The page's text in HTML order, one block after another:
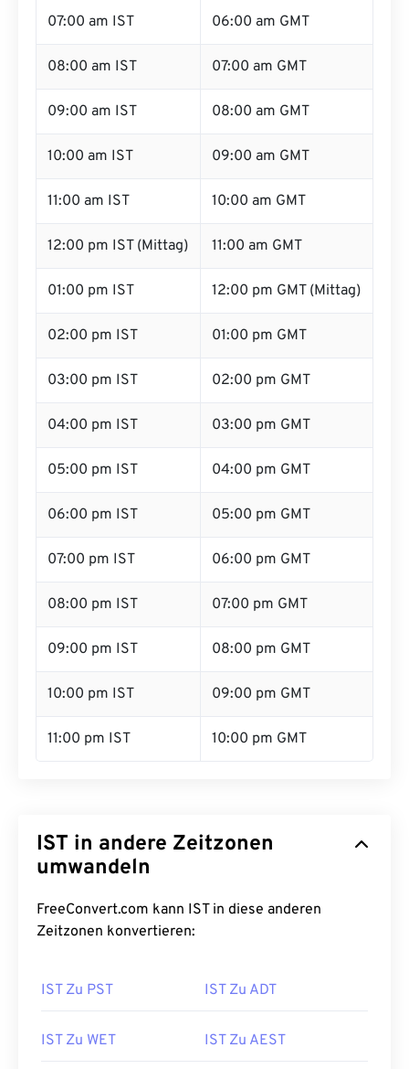
07:00 am IST 06:00 am GMT
08:00 am IST 07:00 am GMT
09:00 am IST 08:00 am GMT
10:00 am IST 09:00 am GMT
11:00 am IST 10:00 am GMT
12:00 pm IST (Mittag) 11:00 am GMT
01:00 pm IST 12:00 pm GMT (Mittag)
02:00 pm IST 01:00 pm GMT
03:00 pm IST 02:00 pm GMT
04:00 pm IST 03:00 pm GMT
05:00 pm IST 04:00 pm GMT
06:00 pm IST 05:00 pm GMT
07:00 pm IST 06:00 pm GMT
08:00 pm IST 07:00 pm GMT
09:00 pm IST 08:00 pm GMT
10:00 pm IST 09:00 pm GMT
11:00 pm IST 10:00 pm GMT
IST in andere Zeitzonen
umwandeln
FreeConvert.com kann IST in diese anderen
Zeitzonen konvertieren:
IST Zu PST IST Zu ADT
IST Zu WET IST Zu AEST